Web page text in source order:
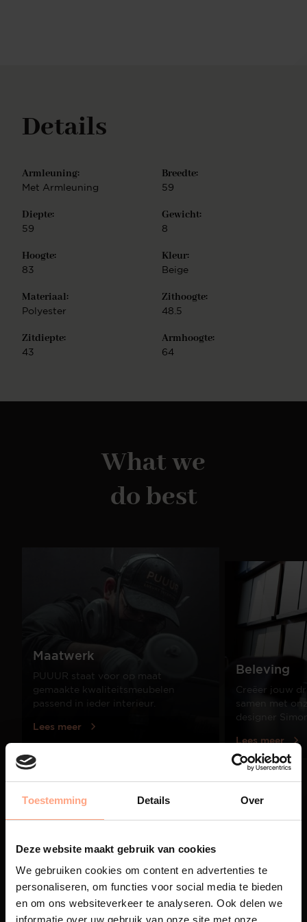
Toestemming Details Over
Deze website maakt gebruik van cookies
We gebruiken cookies om content en advertenties te
personaliseren, om functies voor social media te bieden
en om ons websiteverkeer te analyseren. Ook delen we
informatie over uw gebruik van onze site met onze
Details
Armleuning:
Met Armleuning
Breedte:
59
Diepte:
59
Gewicht:
8
Hoogte:
83
Kleur:
Beige
Materiaal:
Polyester
Zithoogte:
48.5
Zitdiepte:
43
Armhoogte:
64
What we
do best
Maatwerk
PUUUR staat voor op maat
gemaakte kwaliteitsmeubelen
passend in ieder interieur.
Lees meer
Beleving
Creëer jouw
samen met
designer
Lees meer